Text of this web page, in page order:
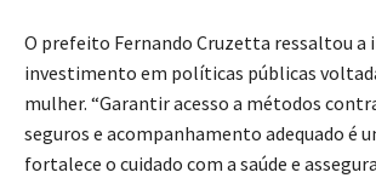
O prefeito Fernando Cruzetta ressaltou a
investimento em políticas públicas
mulher. “Garantir acesso a métodos
seguros e acompanhamento adequado é
fortalece o cuidado com a saúde e